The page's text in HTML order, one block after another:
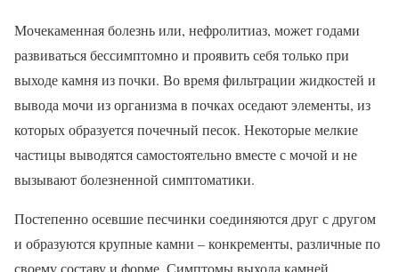
Мочекаменная болезнь или, нефролитиаз, может годами
развиваться бессимптомно и проявить себя только при
выходе камня из почки. Во время фильтрации жидкостей и
вывода мочи из организма в почках оседают элементы, из
которых образуется почечный песок. Некоторые мелкие
частицы выводятся самостоятельно вместе с мочой и не
вызывают болезненной симптоматики.
Постепенно осевшие песчинки соединяются друг с другом
и образуются крупные камни – конкременты, различные по
своему составу и форме. Симптомы выхода камней